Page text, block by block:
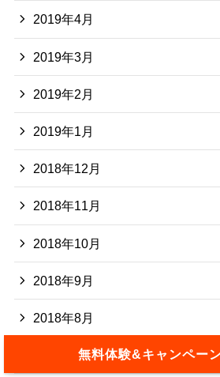
2019年4月
2019年3月
2019年2月
2019年1月
2018年12月
2018年11月
2018年10月
2018年9月
2018年8月
2018年7月無料体験&キャンペー